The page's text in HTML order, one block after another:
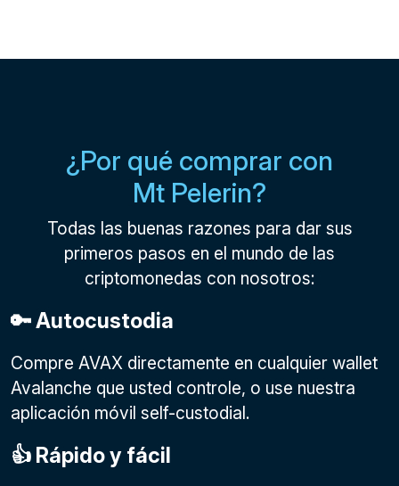
¿Por qué comprar con
Mt Pelerin?
Todas las buenas razones para dar sus
primeros pasos en el mundo de las
criptomonedas con nosotros:
🔑 Autocustodia
Compre AVAX directamente en cualquier wallet
Avalanche que usted controle, o use nuestra
aplicación móvil self-custodial.
👍 Rápido y fácil